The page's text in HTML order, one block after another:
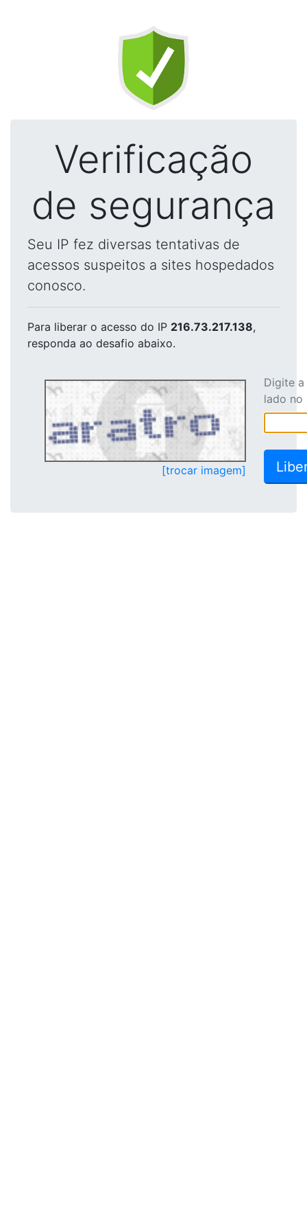
Verificação
de segurança
Seu IP fez diversas tentativas de
acessos suspeitos a sites hospedados
conosco.
Para liberar o acesso do IP 216.73.217.138,
responda ao desafio abaixo.
[trocar imagem]
Digite
lado no